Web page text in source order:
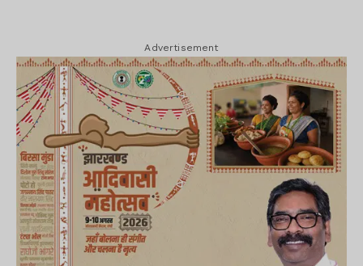
Advertisement